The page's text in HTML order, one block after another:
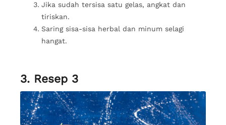
Jika sudah tersisa satu gelas, angkat dan
tiriskan.
Saring sisa-sisa herbal dan minum selagi
hangat.
3. Resep 3